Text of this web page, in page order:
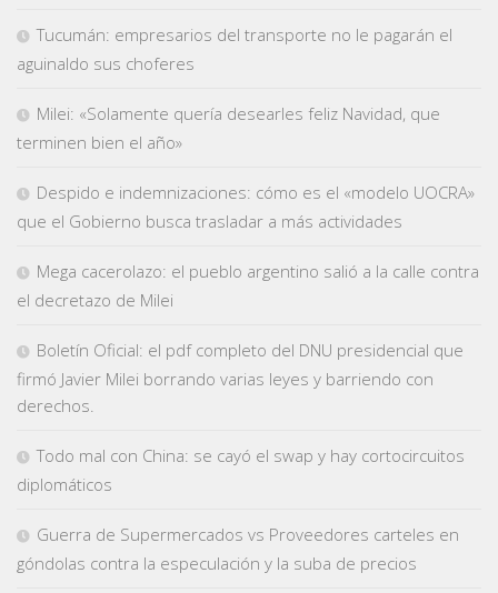
Tucumán: empresarios del transporte no le pagarán el
aguinaldo sus choferes
Milei: «Solamente quería desearles feliz Navidad, que
terminen bien el año»
Despido e indemnizaciones: cómo es el «modelo UOCRA»
que el Gobierno busca trasladar a más actividades
Mega cacerolazo: el pueblo argentino salió a la calle contra
el decretazo de Milei
Boletín Oficial: el pdf completo del DNU presidencial que
firmó Javier Milei borrando varias leyes y barriendo con
derechos.
Todo mal con China: se cayó el swap y hay cortocircuitos
diplomáticos
Guerra de Supermercados vs Proveedores carteles en
góndolas contra la especulación y la suba de precios